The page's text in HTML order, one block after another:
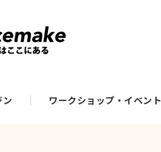
ン ワークショップ・イベント